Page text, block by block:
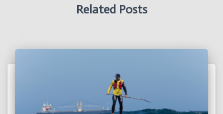
Related Posts